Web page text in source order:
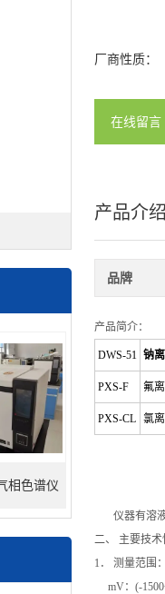
相色谱仪
厂商性质：
在线留言
产品介绍
品牌
产品简介：
DWS-51 钠
PXS-F 氟
PXS-CL 氯
仪器有溶液
二、 主要技术
1． 测量范围：
mV：(-1500